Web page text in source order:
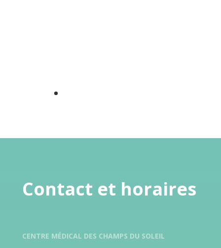
Contact et horaires
CENTRE MÉDICAL DES CHAMPS DU SOLEIL